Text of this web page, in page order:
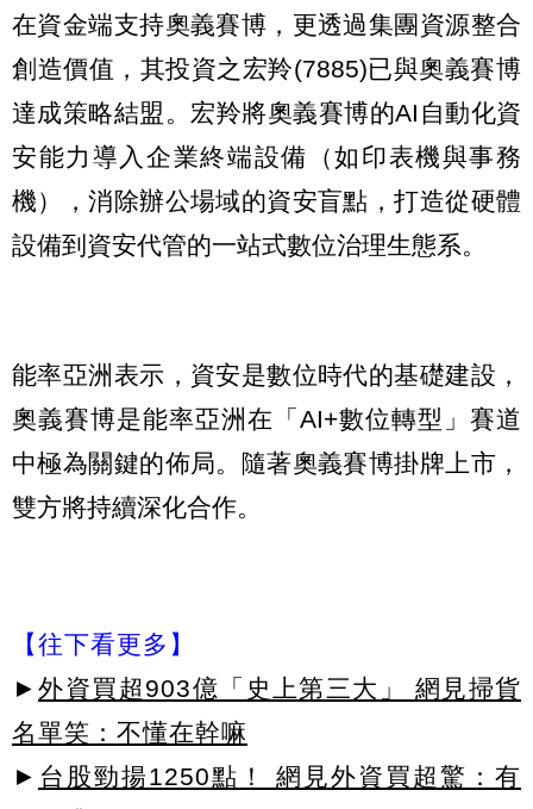
在資金端支持奧義賽博，更透過集團資源整合
創造價值，其投資之宏羚(7885)已與奧義賽博
達成策略結盟。宏羚將奧義賽博的AI自動化資
安能力導入企業終端設備（如印表機與事務
機），消除辦公場域的資安盲點，打造從硬體
設備到資安代管的一站式數位治理生態系。
能率亞洲表示，資安是數位時代的基礎建設，
奧義賽博是能率亞洲在「AI+數位轉型」賽道
中極為關鍵的佈局。隨著奧義賽博掛牌上市，
雙方將持續深化合作。
【往下看更多】
► 外資買超903億「史上第三大」 網見掃貨
名單笑：不懂在幹嘛
► 台股勁揚1250點！ 網見外資買超驚：有